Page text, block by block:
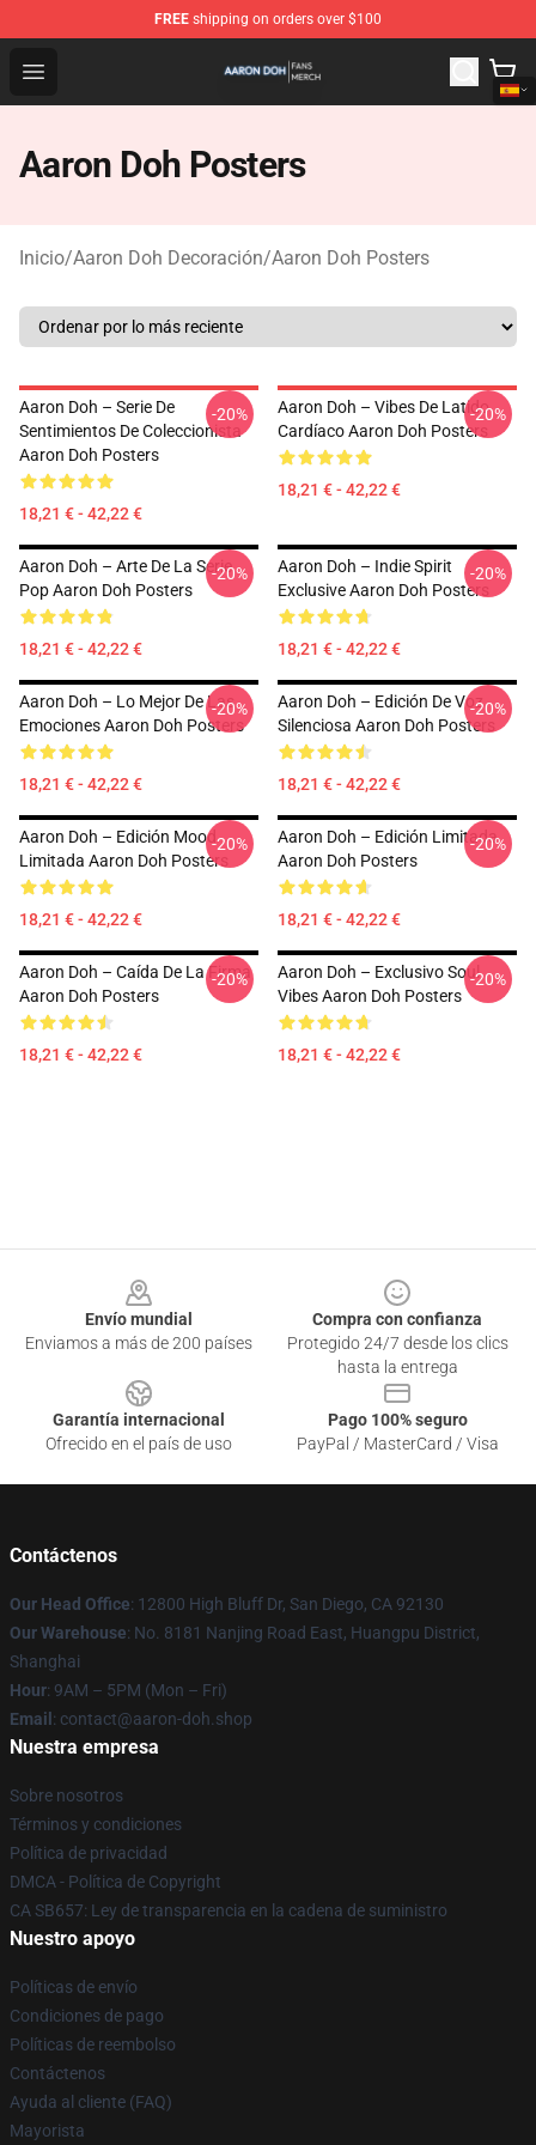
FREE shipping on orders over $100
Open menu
Aaron Doh Shop - Official Aaron Doh Merchandise Store
Aaron Doh Posters
Inicio/Aaron Doh Decoración/Aaron Doh Posters
Aaron Doh – Serie De
Sentimientos De Coleccionista
Aaron Doh Posters
18,21 € - 42,22 €
-20%
Aaron Doh – Vibes De Latido
Cardíaco Aaron Doh Posters
18,21 € - 42,22 €
-20%
Aaron Doh – Arte De La Serie
Pop Aaron Doh Posters
18,21 € - 42,22 €
-20%
Aaron Doh – Indie Spirit
Exclusive Aaron Doh Posters
18,21 € - 42,22 €
-20%
Aaron Doh – Lo Mejor De Las
Emociones Aaron Doh Posters
18,21 € - 42,22 €
-20%
Aaron Doh – Edición De Voz
Silenciosa Aaron Doh Posters
18,21 € - 42,22 €
-20%
Aaron Doh – Edición Mood
Limitada Aaron Doh Posters
18,21 € - 42,22 €
-20%
Aaron Doh – Edición Limitada
Aaron Doh Posters
18,21 € - 42,22 €
-20%
Aaron Doh – Caída De La Firma
Aaron Doh Posters
18,21 € - 42,22 €
-20%
Aaron Doh – Exclusivo Soul
Vibes Aaron Doh Posters
18,21 € - 42,22 €
-20%
Envío mundial
Enviamos a más de 200 países
Compra con confianza
Protegido 24/7 desde los clics
hasta la entrega
Garantía internacional
Ofrecido en el país de uso
Pago 100% seguro
PayPal / MasterCard / Visa
Contáctenos
Our Head Office: 12800 High Bluff Dr, San Diego, CA 92130
Our Warehouse: No. 8181 Nanjing Road East, Huangpu District,
Shanghai
Hour: 9AM – 5PM (Mon – Fri)
Email : contact@aaron-doh.shop
Nuestra empresa
Sobre nosotros
Términos y condiciones
Política de privacidad
DMCA - Política de Copyright
CA SB657: Ley de transparencia en la cadena de suministro
Nuestro apoyo
Políticas de envío
Condiciones de pago
Políticas de reembolso
Contáctenos
Ayuda al cliente (FAQ)
Mayorista